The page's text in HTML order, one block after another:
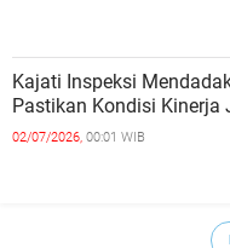
Kajati Inspeksi
Pastikan Kondisi Kinerja
02/07/2026, 00:01 WIB